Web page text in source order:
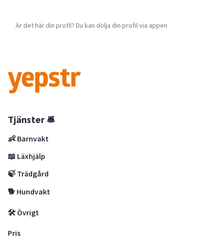
Är det här din profil? Du kan dölja din profil via appen
Tjänster 🛎
👶 Barnvakt
📖 Läxhjälp
🍃 Trädgård
🐕 Hundvakt
🛠 Övrigt
Pris